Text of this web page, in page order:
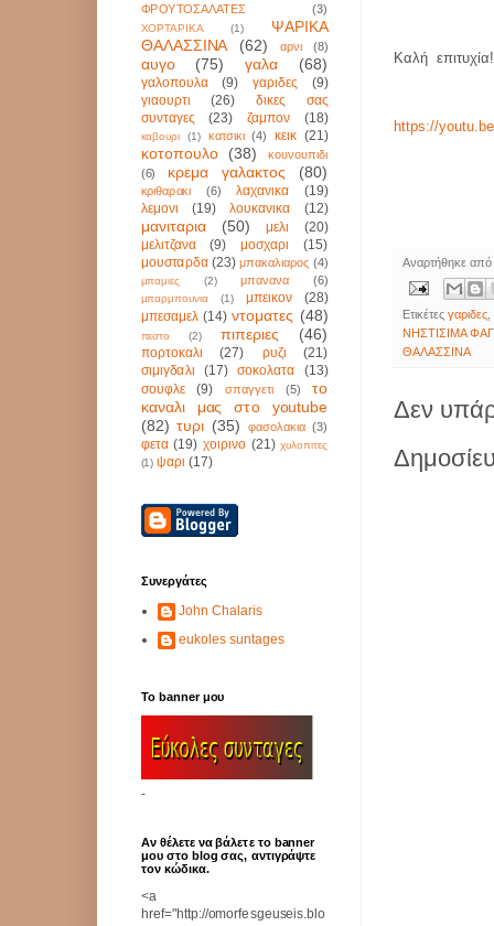
Καλή
https://
Αναρτήθηκε
Ετικέτεςγαριδες
ΝΗΣΤΙΣΙΜΑ
ΘΑΛΑΣΣΙΝΑ
Δεν
ΦΡΟΥΤΟΣΑΛΑΤΕΣ (3)
ΧΟΡΤΑΡΙΚΑ (1)
ΨΑΡΙΚΑ
ΘΑΛΑΣΣΙΝΑ
(62) αρνι (8)
αυγο (75) γαλα (68)
γαλοπουλα (9) γαριδες
(9)
γιαουρτι
(26)
δικες σας
συνταγες
(23) ζαμπον (18)
καβουρι (1) κατσικι (4) κεικ (21)
κοτοπουλο (38)
κουνουπιδι
(6)
κρεμα γαλακτος (80)
κριθαρακι (6) λαχανικα
(19)
λεμονι
(19) λουκανικα (12)
μανιταρια (50) μελι
(20)
μελιτζανα
(9) μοσχαρι
(15)
μουσταρδα (23) μπακαλιαρος (4)
μπαμιες (2) μπανανα (6)
μπαρμπουνια (1) μπεικον
(28)
μπεσαμελ (14) ντοματες (48)
πεστο (2) πιπεριες (46)
πορτοκαλι (27) ρυζι
(21)
σιμιγδαλι
(17) σοκολατα
(13)
σουφλε
(9) σπαγγετι (5)
το
καναλι μας στο youtube
(82) τυρι (35) φασολακια (3)
φετα (19) χοιρινο (21) χυλοπιτες
(1) ψαρι (17)
Συνεργάτες
John Chalaris
eukoles suntages
Το banner μου
-
Αν θέλετε να βάλετε το banner
μου στο blog σας, αντιγράψτε
τον κώδικα.
<a
href="http://omorfesgeuseis.blo